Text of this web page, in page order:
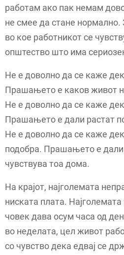
работам ако пак немам
не смее да стане
во кое работникот се
општество што има
Не е доволно да се каже
Прашањето е каков живот
Не е доволно да се каже
Прашањето е дали растат
Не е доволно да се каже
подобра. Прашањето е дали
чувствува тоа дома.
На крајот, најголемата
ниската плата.
човек дава осум часа од
во неделата, цел живот
со чувство дека едвај се